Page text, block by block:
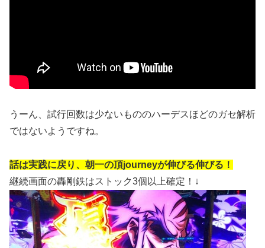
うーん、試行回数は少ないもののハーデスほどのガセ解析
ではないようですね。
話は実践に戻り、朝一の頂journeyが伸びる伸びる！
継続画面の轟剛鉄はストック3個以上確定！↓